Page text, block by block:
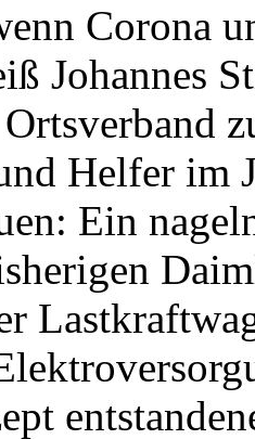
Corona
Johannes
Helfer im
Ein